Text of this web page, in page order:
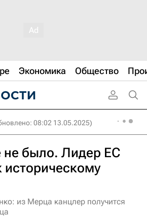
Экономика Общество
08:02 13.05.2025)
не было. Лидер ЕС
историческому
из Мерца канцлер получится